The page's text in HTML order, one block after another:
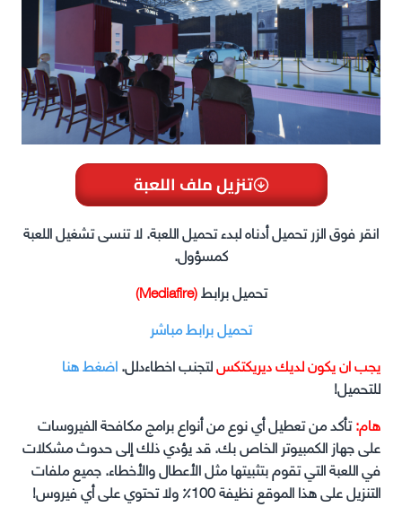
تنزيل ملف اللعبة
انقر فوق الزر تحميل أدناه لبدء تحميل اللعبة. لا تنسى تشغيل اللعبة
كمسؤول.
تحميل برابط(Mediafire)
تحميل برابط مباشر
يجب ان يكون لديك ديريكتكسلتجنب اخطاءدلل.اضغط هنا
للتحميل!
هام:تأكد من تعطيل أي نوع من أنواع برامج مكافحة الفيروسات
على جهاز الكمبيوتر الخاص بك. قد يؤدي ذلك إلى حدوث مشكلات
في اللعبة التي تقوم بتثبيتها مثل الأعطال والأخطاء. جميع ملفات
التنزيل على هذا الموقع نظيفة 100٪ ولا تحتوي على أي فيروس!